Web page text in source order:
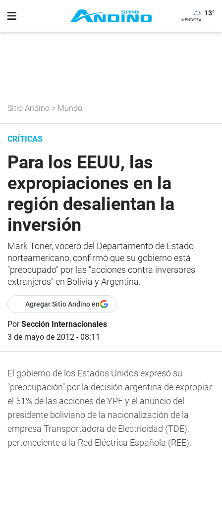
13°
Sitio Andino > Mundo
CRÍTICAS
Para los EEUU, las
expropiaciones en la
región desalientan la
inversión
Mark Toner, vocero del Departamento de Estado
norteamericano, confirmó que su gobierno está
"preocupado" por las "acciones contra inversores
extranjeros" en Bolivia y Argentina.
Agregar Sitio Andino en
PorSección Internacionales
3 de mayo de 2012 - 08:11
El gobierno de los Estados Unidos expresó su
"preocupación" por la decisión argentina de expropiar
el 51% de las acciones de YPF y el anuncio del
presidente boliviano de la nacionalización de la
empresa Transportadora de Electricidad (TDE),
perteneciente a la Red Eléctrica Española (REE).